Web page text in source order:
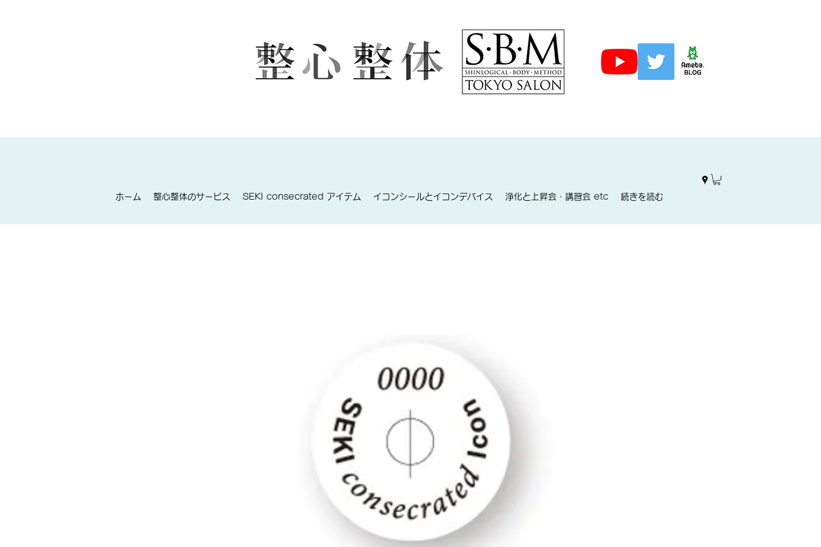
ホーム 整心整体のサービス SEKI consecrated アイテム イコンシールとイコンデバイス 浄化と上昇会・講習会 etc 続きを読む